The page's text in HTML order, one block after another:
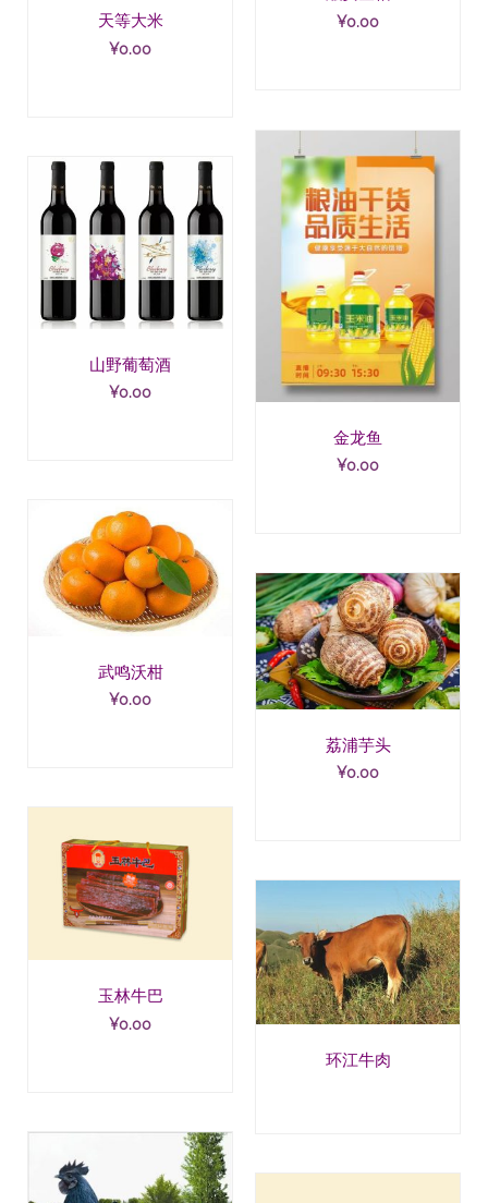
天等大米
¥0.00
¥0.00
金龙鱼
¥0.00
山野葡萄酒
¥0.00
武鸣沃柑
¥0.00
荔浦芋头
¥0.00
玉林牛巴
¥0.00
环江牛肉